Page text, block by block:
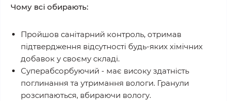
Чому всі обирають:
Пройшов санітарний контроль, отримав
підтвердження відсутності будь-яких хімічних
добавок у своєму складі.
Суперабсорбуючий - має високу здатність
поглинання та утримання вологи. Гранули
розсипаються, вбираючи вологу.